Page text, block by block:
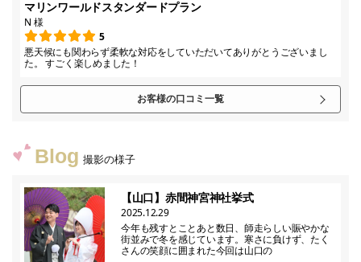
マリンワールドスタンダードプラン
N 様
5
悪天候にも関わらず柔軟な対応をしていただいてありがとうございまし
た。 すごく楽しめました！
お客様の口コミ一覧
Blog 撮影の様子
【山口】赤間神宮神社挙式
2025.12.29
今年も残すとことあと数日、師走らしい賑やかな
街並みで冬を感じています。寒さに負けず、たく
さんの笑顔に囲まれた今回は山口の